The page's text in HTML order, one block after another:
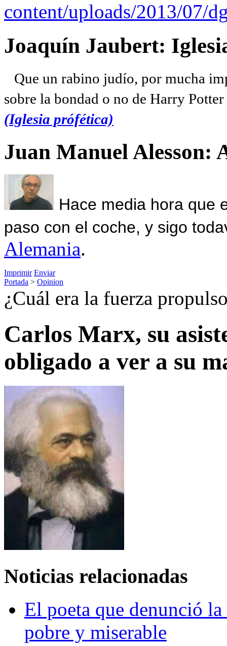
content/uploads/2013/07/
Joaquín Jaubert:
Que un rabino judío, por mucha
sobre la bondad o no de Harry
(Iglesia prófética)
Juan Manuel Alesson:
Hace media hora que
paso con el coche, y sigo
Alemania.
Imprimir Enviar
Portada > Opinion
¿Cuál era la fuerza
Carlos Marx, su
obligado a ver a su
Noticias relacionadas
El poeta que denunció
pobre y miserable